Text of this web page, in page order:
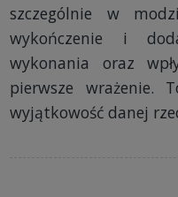
szczególnie w
wykończenie i
wykonania oraz
pierwsze wrażenie.
wyjątkowość danej